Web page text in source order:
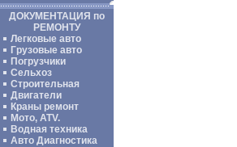
ДОКУМЕНТАЦИЯ по
РЕМОНТУ
Легковые авто
Грузовые авто
Погрузчики
Сельхоз
Строительная
Двигатели
Краны ремонт
Мото, ATV.
Водная техника
Авто Диагностика